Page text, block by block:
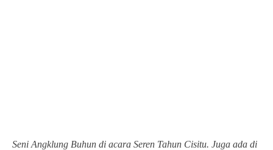
Seni Angklung Buhun di acara Seren Tahun Cisitu. Juga ada di